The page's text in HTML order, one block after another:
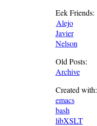
Eek Friends:
Alejo
Javier
Nelson
Old Posts:
Archive
Created with:
emacs
bash
libXSLT